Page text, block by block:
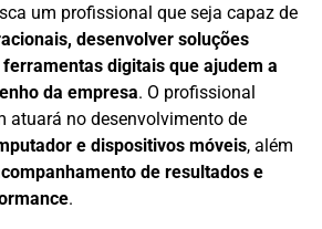
um profissional que seja capaz de
desenvolver soluções
digitais que ajudem a
da empresa. O profissional
atuará no desenvolvimento de
e dispositivos móveis, além
de resultados e
.